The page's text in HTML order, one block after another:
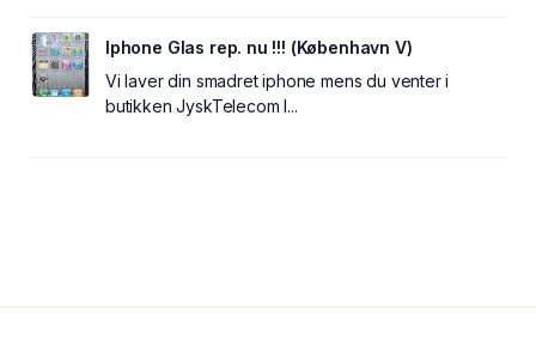
Iphone Glas rep. nu !!! (København V)
Vi laver din smadret iphone mens du venter i
butikken JyskTelecom I...